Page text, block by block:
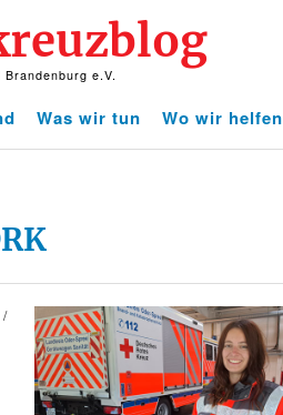
Brandenburg e.V.
Was wir tun Wo wir helfen